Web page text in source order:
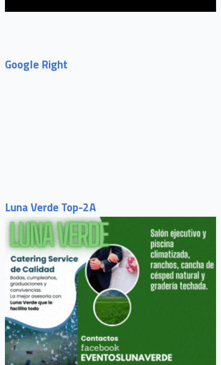
Google Right
Luna Verde Top-2A